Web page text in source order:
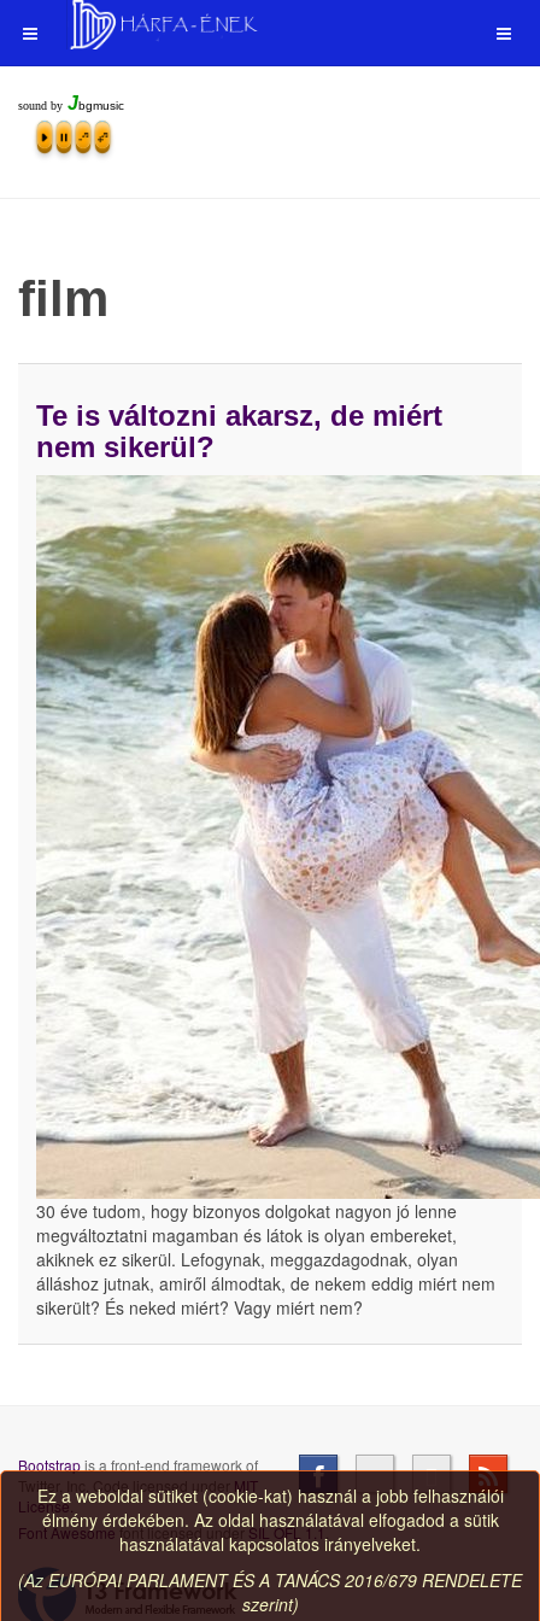
sound by Jbgmusic
film
Te is változni akarsz, de miért
nem sikerül?
30 éve tudom, hogy bizonyos dolgokat nagyon jó lenne
megváltoztatni magamban és látok is olyan embereket,
akiknek ez sikerül. Lefogynak, meggazdagodnak, olyan
álláshoz jutnak, amiről álmodtak, de nekem eddig miért nem
sikerült? És neked miért? Vagy miért nem?
Bootstrapis a front-end framework of
Twitter, Inc. Code licensed under MIT
License.
Font Awesomefont licensed underSIL OFL 1.1.
Ez a weboldal sütiket (cookie-kat) használ a jobb felhasználói
élmény érdekében. Az oldal használatával elfogadod a sütik
használatával kapcsolatos irányelveket.
(Az EURÓPAI PARLAMENT ÉS A TANÁCS 2016/679 RENDELETE
szerint)